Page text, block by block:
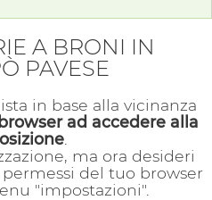
A BRONI IN
PAVESE
in base alla vicinanza
ad accedere alla
ma ora desideri
del tuo browser
"impostazioni".